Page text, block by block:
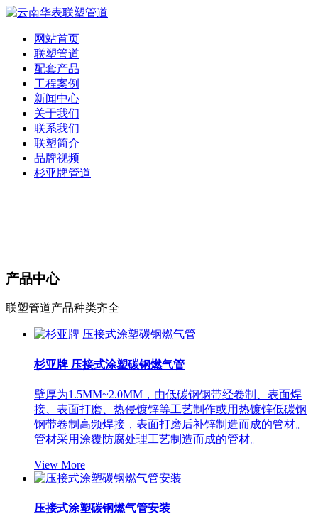
网站首页
联塑管道
配套产品
工程案例
新闻中心
关于我们
联系我们
联塑简介
品牌视频
杉亚牌管道
产品中心
联塑管道产品种类齐全
杉亚牌 压接式涂塑碳钢燃气管
壁厚为1.5MM~2.0MM，由低碳钢钢带经卷制、表面焊
接、表面打磨、热侵镀锌等工艺制作或用热镀锌低碳钢
钢带卷制高频焊接，表面打磨后补锌制造而成的管材。
管材采用涂覆防腐处理工艺制造而成的管材。
View More
压接式涂塑碳钢燃气管安装